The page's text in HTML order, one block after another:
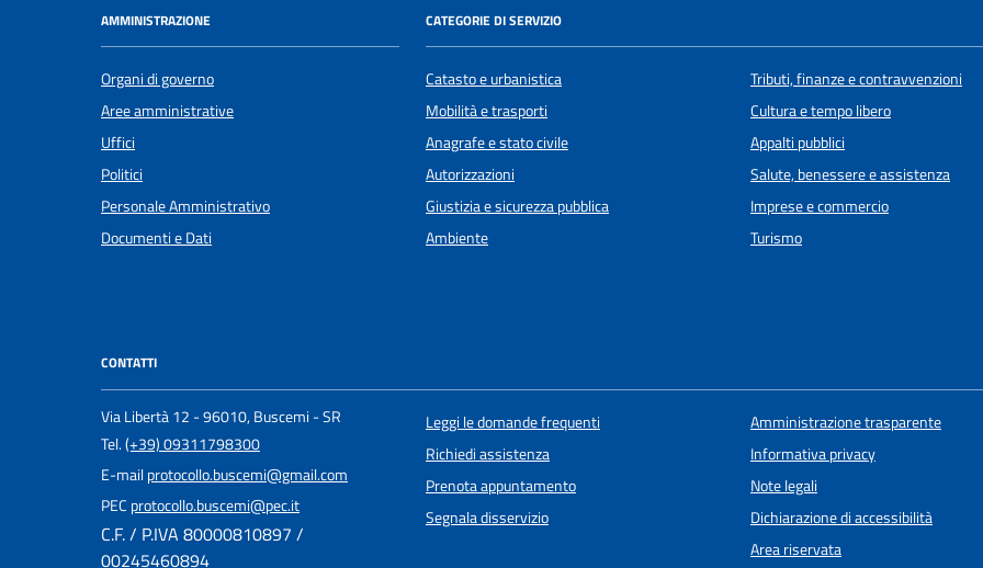
AMMINISTRAZIONE
Organi di governo
Aree amministrative
Uffici
Politici
Personale Amministrativo
Documenti e Dati
CATEGORIE DI SERVIZIO
Catasto e urbanistica
Mobilità e trasporti
Anagrafe e stato civile
Autorizzazioni
Giustizia e sicurezza pubblica
Ambiente
Tributi, finanze e contravvenzioni
Cultura e tempo libero
Appalti pubblici
Salute, benessere e assistenza
Imprese e commercio
Turismo
CONTATTI
Via Libertà 12 - 96010, Buscemi - SR
Tel.(+39) 09311798300
E-mailprotocollo.buscemi@gmail.com
PEC protocollo.buscemi@pec.it
C.F. / P.IVA 80000810897 /
00245460894
Leggi le domande frequenti
Richiedi assistenza
Prenota appuntamento
Segnala disservizio
Amministrazione trasparente
Informativa privacy
Note legali
Dichiarazione di accessibilità
Area riservata